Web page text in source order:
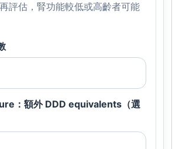
評估，腎功能較低或高齡者可能
：額外 DDD equivalents（選